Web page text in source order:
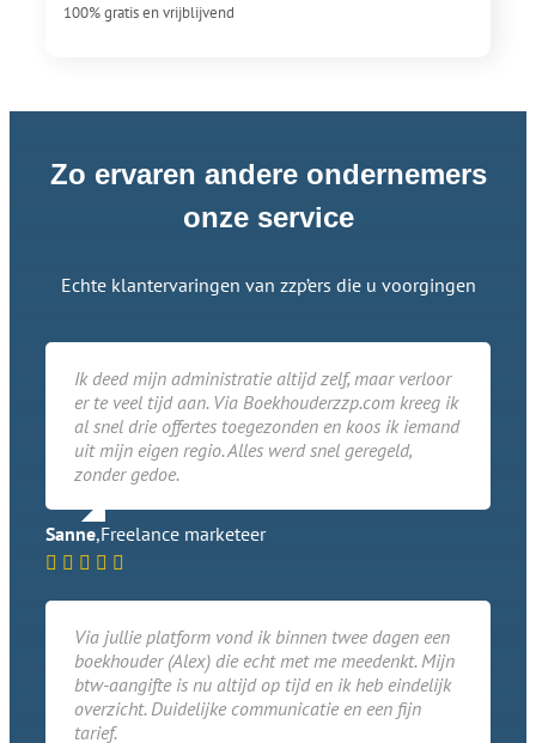
100% gratis en vrijblijvend
Zo ervaren andere ondernemers
onze service
Echte klantervaringen van zzp’ers die u voorgingen
Ik deed mijn administratie altijd zelf, maar verloor
er te veel tijd aan. Via Boekhouderzzp.com kreeg ik
al snel drie offertes toegezonden en koos ik iemand
uit mijn eigen regio. Alles werd snel geregeld,
zonder gedoe.
Sanne,Freelance marketeer
Via jullie platform vond ik binnen twee dagen een
boekhouder (Alex) die echt met me meedenkt. Mijn
btw-aangifte is nu altijd op tijd en ik heb eindelijk
overzicht. Duidelijke communicatie en een fijn
tarief.